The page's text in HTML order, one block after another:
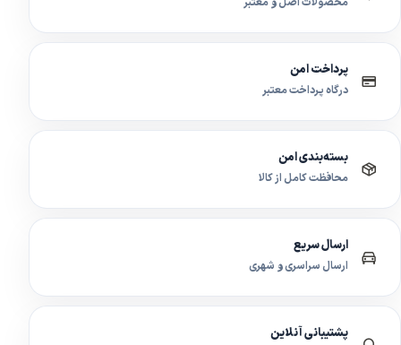
پرداخت امن
درگاه پرداخت معتبر
بسته‌بندی امن
محافظت کامل از کالا
ارسال سریع
ارسال سراسری و شهری
پشتیبانی آنلاین